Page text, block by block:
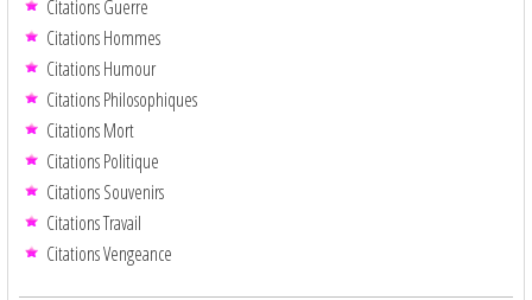
Citations Guerre
Citations Hommes
Citations Humour
Citations Philosophiques
Citations Mort
Citations Politique
Citations Souvenirs
Citations Travail
Citations Vengeance